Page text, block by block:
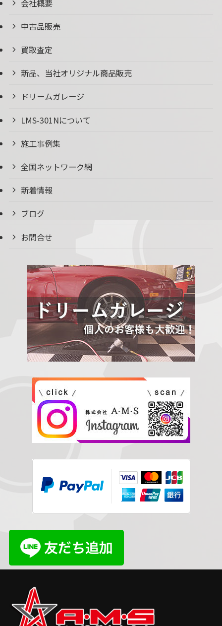
会社概要
中古品販売
買取査定
新品、当社オリジナル商品販売
ドリームガレージ
LMS-301Nについて
施工事例集
全国ネットワーク網
新着情報
ブログ
お問合せ